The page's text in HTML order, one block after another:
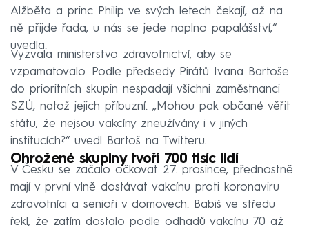
Alžběta a princ Philip ve svých letech čekají, až na
ně přijde řada, u nás se jede naplno papalášství,“
uvedla.
Vyzvala ministerstvo zdravotnictví, aby se
vzpamatovalo. Podle předsedy Pirátů Ivana Bartoše
do prioritních skupin nespadají všichni zaměstnanci
SZÚ, natož jejich příbuzní. „Mohou pak občané věřit
státu, že nejsou vakcíny zneužívány i v jiných
institucích?“ uvedl Bartoš na Twitteru.
Ohrožené skupiny tvoří 700 tisíc lidí
V Česku se začalo očkovat 27. prosince, přednostně
mají v první vlně dostávat vakcínu proti koronaviru
zdravotníci a senioři v domovech. Babiš ve středu
řekl, že zatím dostalo podle odhadů vakcínu 70 až